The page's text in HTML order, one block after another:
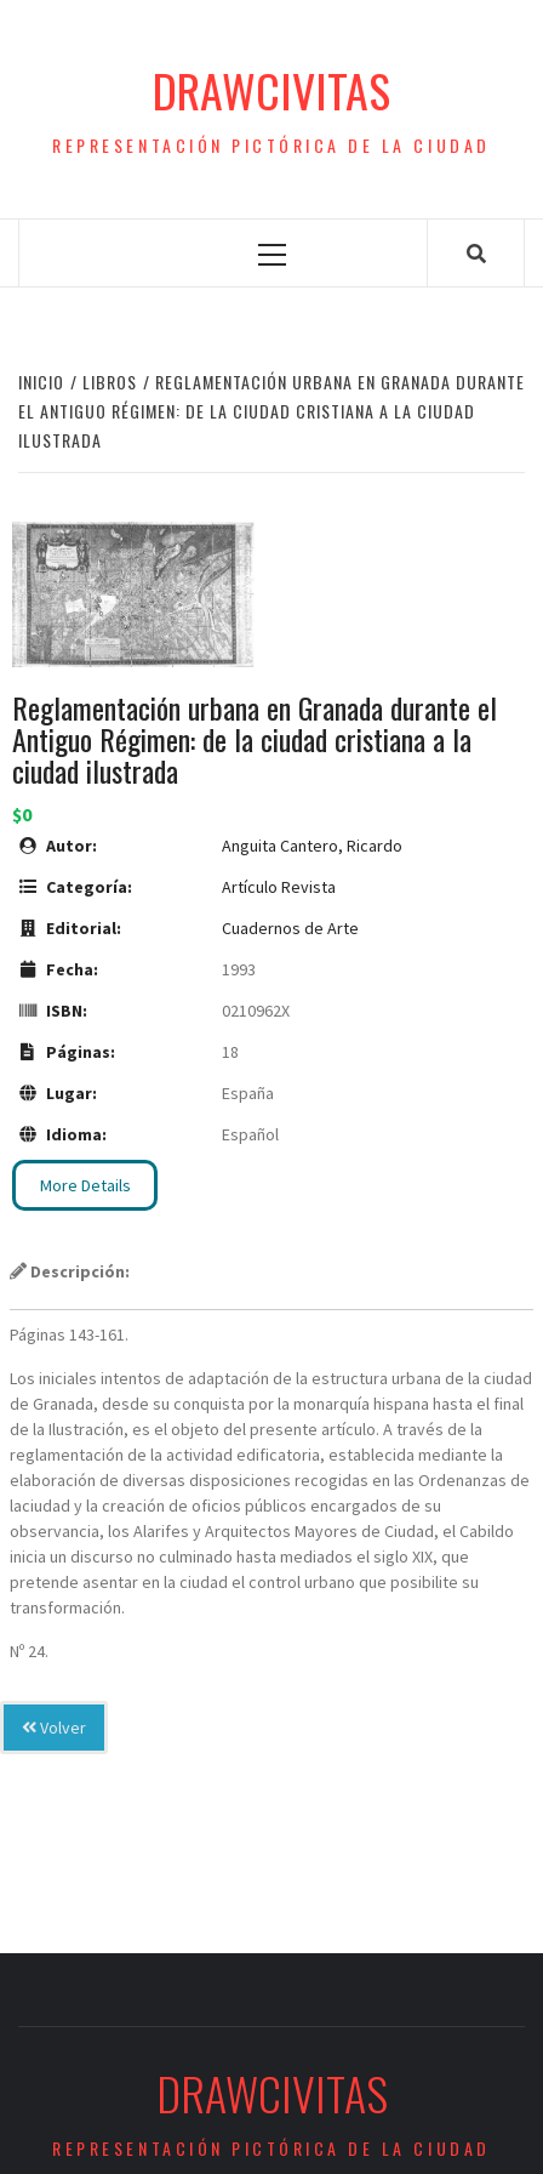
DRAWCIVITAS
REPRESENTACIÓN PICTÓRICA DE LA CIUDAD
Menú
INICIO LIBROS
REGLAMENTACIÓN URBANA EN GRANADA DURANTE
EL ANTIGUO RÉGIMEN: DE LA CIUDAD CRISTIANA A LA CIUDAD
ILUSTRADA
Reglamentación urbana en Granada durante el
Antiguo Régimen: de la ciudad cristiana a la
ciudad ilustrada
$0
Autor:
Anguita Cantero, Ricardo
Categoría:
Artículo Revista
Editorial:
Cuadernos de Arte
Fecha:
1993
ISBN:
0210962X
Páginas:
18
Lugar:
España
Idioma:
Español
More Details
Descripción:
Páginas 143-161.
Los iniciales intentos de adaptación de la estructura urbana de la ciudad
de Granada, desde su conquista por la monarquía hispana hasta el final
de la Ilustración, es el objeto del presente artículo. A través de la
reglamentación de la actividad edificatoria, establecida mediante la
elaboración de diversas disposiciones recogidas en las Ordenanzas de
laciudad y la creación de oficios públicos encargados de su
observancia, los Alarifes y Arquitectos Mayores de Ciudad, el Cabildo
inicia un discurso no culminado hasta mediados el siglo XIX, que
pretende asentar en la ciudad el control urbano que posibilite su
transformación.
Nº 24.
Volver
DRAWCIVITAS
REPRESENTACIÓN PICTÓRICA DE LA CIUDAD